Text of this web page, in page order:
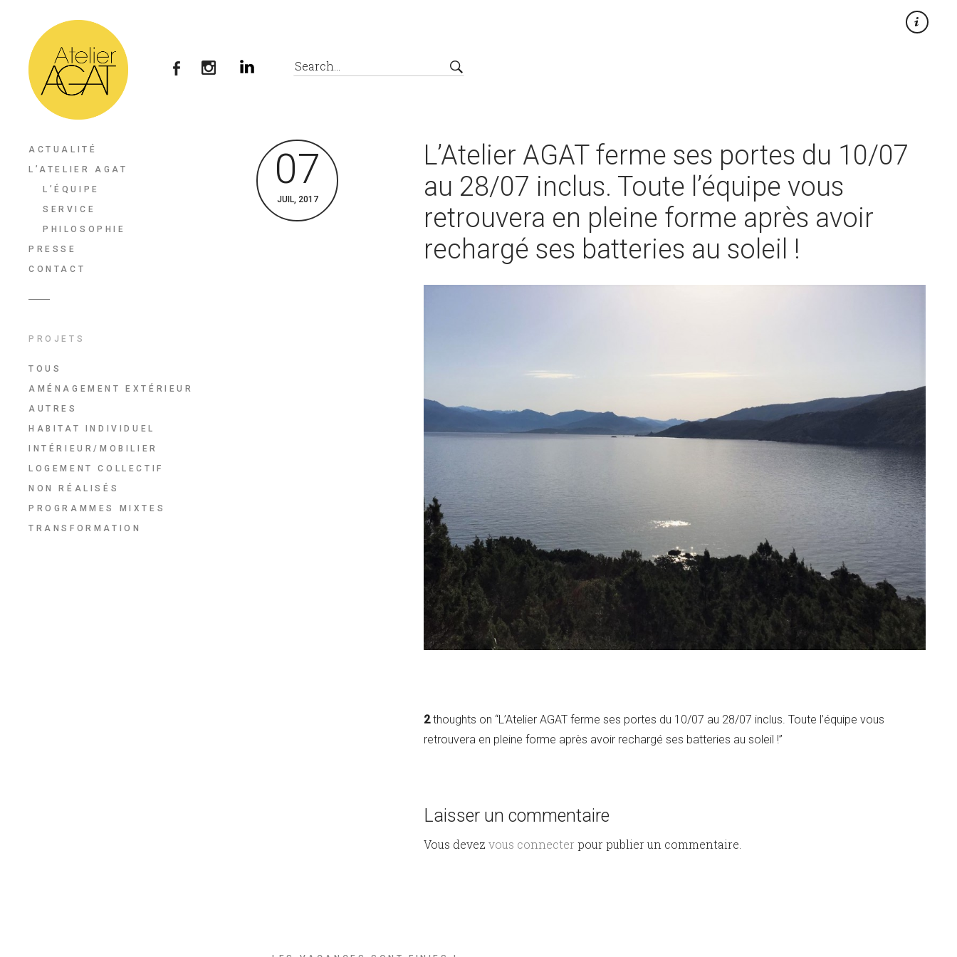
×
ACTUALITÉ
L’ATELIER AGAT
L’ÉQUIPE
SERVICE
PHILOSOPHIE
PRESSE
CONTACT
PROJETS
TOUS
AMÉNAGEMENT EXTÉRIEUR
AUTRES
HABITAT INDIVIDUEL
INTÉRIEUR/MOBILIER
LOGEMENT COLLECTIF
NON RÉALISÉS
PROGRAMMES MIXTES
TRANSFORMATION
07
JUIL, 2017
L’Atelier AGAT ferme ses portes du 10/07
au 28/07 inclus. Toute l’équipe vous
retrouvera en pleine forme après avoir
rechargé ses batteries au soleil !
2thoughts on “L’Atelier AGAT ferme ses portes du 10/07 au 28/07 inclus. Toute l’équipe vous
retrouvera en pleine forme après avoir rechargé ses batteries au soleil !”
Laisser un commentaire
Vous devez vous connecter pour publier un commentaire.